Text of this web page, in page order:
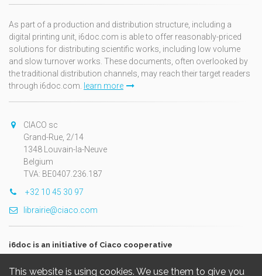
This website is using cookies. We use them to give you
As part of a production and distribution structure, including a
digital printing unit, i6doc.com is able to offer reasonably-priced
solutions for distributing scientific works, including low volume
and slow turnover works. These documents, often overlooked by
the traditional distribution channels, may reach their target readers
through i6doc.com. learn more
CIACO sc
Grand-Rue, 2/14
1348 Louvain-la-Neuve
Belgium
TVA: BE0407.236.187
+32 10 45 30 97
librairie@ciaco.com
i6doc is an initiative of Ciaco cooperative